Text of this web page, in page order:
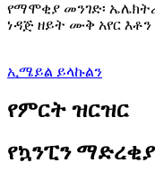
የማሞቂያ መንገድ፡
ነዳጅ ዘይት ሙቅ አየር እቶን
ኢሜይል ይላኩልን
የምርት ዝርዝር
የኳንፒን